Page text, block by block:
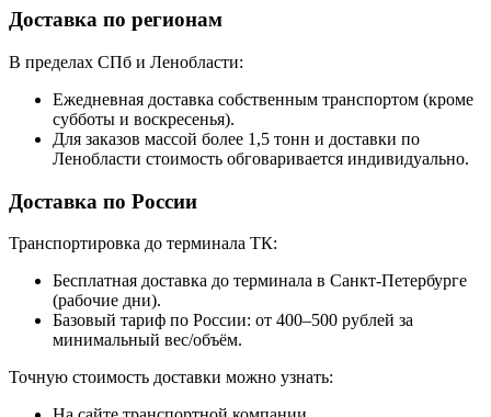
Доставка по регионам
В пределах СПб и Ленобласти:
Ежедневная доставка собственным транспортом (кроме
субботы и воскресенья).
Для заказов массой более 1,5 тонн и доставки по
Ленобласти стоимость обговаривается индивидуально.
Доставка по России
Транспортировка до терминала ТК:
Бесплатная доставка до терминала в Санкт-Петербурге
(рабочие дни).
Базовый тариф по России: от 400–500 рублей за
минимальный вес/объём.
Точную стоимость доставки можно узнать: